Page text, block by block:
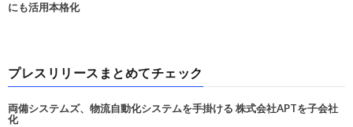
にも活用本格化
プレスリリースまとめてチェック
両備システムズ、物流自動化システムを手掛ける 株式会社APTを子会社
化